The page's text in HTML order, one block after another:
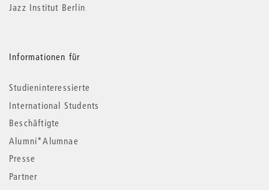
Jazz Institut Berlin
Informationen für
Studieninteressierte
International Students
Beschäftigte
Alumni*Alumnae
Presse
Partner